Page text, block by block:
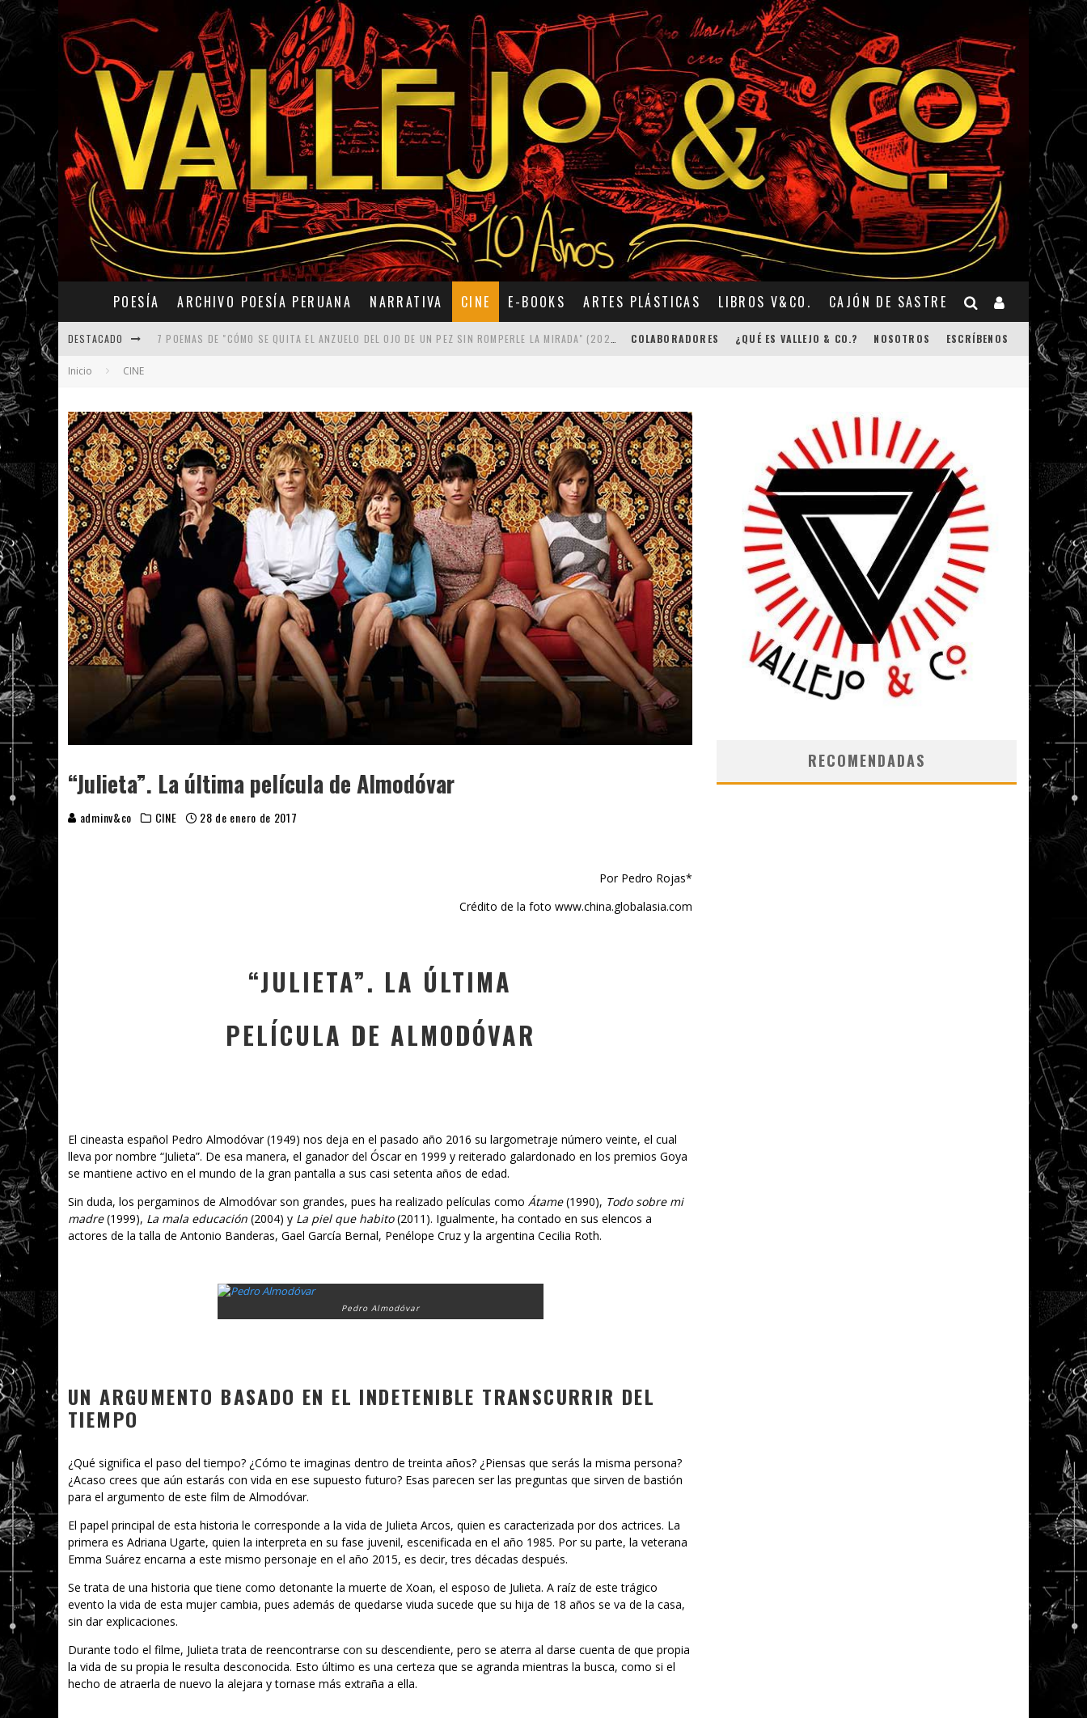
POESÍA ARCHIVO POESÍA PERUANA NARRATIVA CINE E-BOOKS ARTES PLÁSTICAS LIBROS V&CO. CAJÓN DE SASTRE
DESTACADO
¡GRACIAS Y ADIÓS!, "VALLEJO & CO." SE DESPIDE
COLABORADORES ¿QUÉ ES VALLEJO & CO.? NOSOTROS ESCRÍBENOS
Inicio CINE
“Julieta”. La última película de Almodóvar
adminv&co CINE 28 de enero de 2017
Por Pedro Rojas*
Crédito de la foto www.china.globalasia.com
“JULIETA”. LA ÚLTIMA
PELÍCULA DE ALMODÓVAR
El cineasta español Pedro Almodóvar (1949) nos deja en el pasado año 2016 su largometraje número veinte, el cual
lleva por nombre “Julieta”. De esa manera, el ganador del Óscar en 1999 y reiterado galardonado en los premios Goya
se mantiene activo en el mundo de la gran pantalla a sus casi setenta años de edad.
Sin duda, los pergaminos de Almodóvar son grandes, pues ha realizado películas como Átame(1990), Todo sobre mi
madre(1999), La mala educación (2004) y La piel que habito(2011). Igualmente, ha contado en sus elencos a
actores de la talla de Antonio Banderas, Gael García Bernal, Penélope Cruz y la argentina Cecilia Roth.
Pedro Almodóvar
UN ARGUMENTO BASADO EN EL INDETENIBLE TRANSCURRIR DEL
TIEMPO
¿Qué significa el paso del tiempo? ¿Cómo te imaginas dentro de treinta años? ¿Piensas que serás la misma persona?
¿Acaso crees que aún estarás con vida en ese supuesto futuro? Esas parecen ser las preguntas que sirven de bastión
para el argumento de este film de Almodóvar.
El papel principal de esta historia le corresponde a la vida de Julieta Arcos, quien es caracterizada por dos actrices. La
primera es Adriana Ugarte, quien la interpreta en su fase juvenil, escenificada en el año 1985. Por su parte, la veterana
Emma Suárez encarna a este mismo personaje en el año 2015, es decir, tres décadas después.
Se trata de una historia que tiene como detonante la muerte de Xoan, el esposo de Julieta. A raíz de este trágico
evento la vida de esta mujer cambia, pues además de quedarse viuda sucede que su hija de 18 años se va de la casa,
sin dar explicaciones.
Durante todo el filme, Julieta trata de reencontrarse con su descendiente, pero se aterra al darse cuenta de que propia
la vida de su propia le resulta desconocida. Esto último es una certeza que se agranda mientras la busca, como si el
hecho de atraerla de nuevo la alejara y tornase más extraña a ella.
RECOMENDADAS